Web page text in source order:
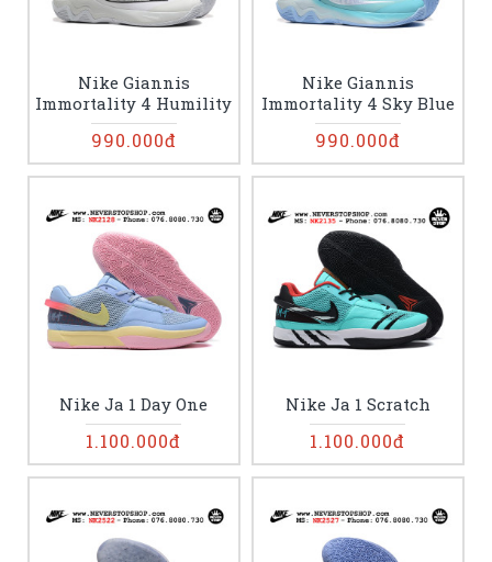
Nike Giannis
Immortality 4 Humility
990.000đ
Nike Giannis
Immortality 4 Sky Blue
990.000đ
Nike Ja 1 Day One
1.100.000đ
Nike Ja 1 Scratch
1.100.000đ